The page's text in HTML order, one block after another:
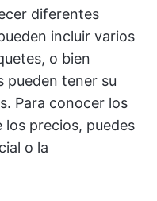
diferentes
incluir varios
o bien
pueden tener su
Para conocer los
los precios, puedes
o la